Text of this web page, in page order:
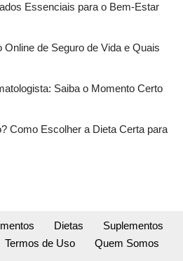
Essenciais para o Bem-Estar
de Seguro de Vida e Quais
Saiba o Momento Certo
Como Escolher a Dieta Certa para
Dietas
Suplementos
Termos de Uso
Quem Somos